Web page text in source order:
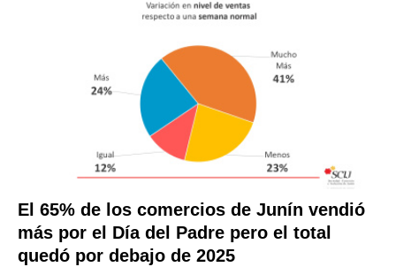
El 65% de los comercios de Junín vendió
más por el Día del Padre pero el total
quedó por debajo de 2025